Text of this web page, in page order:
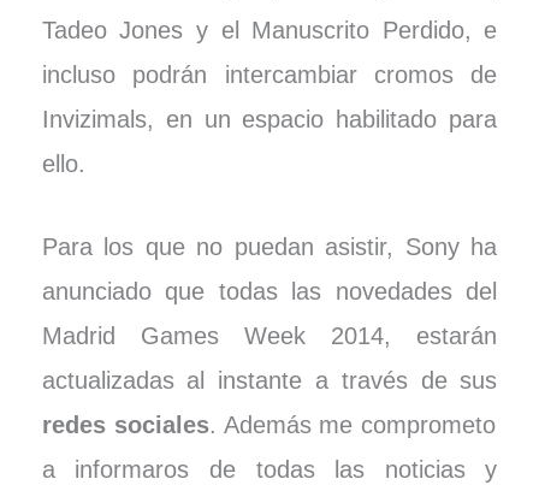
Tadeo Jones y el Manuscrito Perdido, e
incluso podrán intercambiar cromos de
Invizimals, en un espacio habilitado para
ello.
Para los que no puedan asistir, Sony ha
anunciado que todas las novedades del
Madrid Games Week 2014, estarán
actualizadas al instante a través de sus
redes sociales. Además me comprometo
a informaros de todas las noticias y